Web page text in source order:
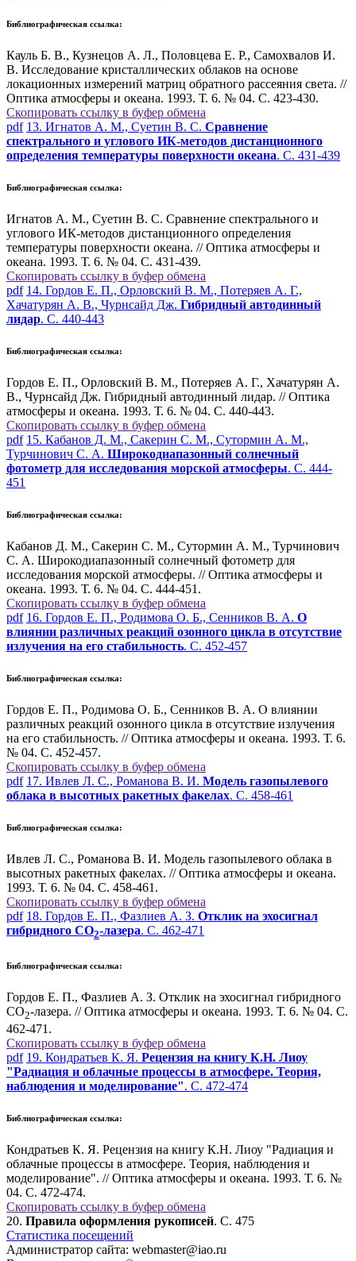
Библиографическая ссылка:
Кауль Б. В., Кузнецов А. Л., Половцева Е. Р., Самохвалов И.
В. Исследование кристаллических облаков на основе
локационных измерений матриц обратного рассеяния света. //
Оптика атмосферы и океана. 1993. Т. 6. № 04. С. 423-430.
Скопировать ссылку в буфер обмена
pdf 13. Игнатов А. М., Суетин В. С. Сравнение
спектрального и углового ИК-методов дистанционного
определения температуры поверхности океана. С. 431-439
Библиографическая ссылка:
Игнатов А. М., Суетин В. С. Сравнение спектрального и
углового ИК-методов дистанционного определения
температуры поверхности океана. // Оптика атмосферы и
океана. 1993. Т. 6. № 04. С. 431-439.
Скопировать ссылку в буфер обмена
pdf 14. Гордов Е. П., Орловский В. М., Потеряев А. Г.,
Хачатурян А. В., Чурнсайд Дж. Гибридный автодинный
лидар. С. 440-443
Библиографическая ссылка:
Гордов Е. П., Орловский В. М., Потеряев А. Г., Хачатурян А.
В., Чурнсайд Дж. Гибридный автодинный лидар. // Оптика
атмосферы и океана. 1993. Т. 6. № 04. С. 440-443.
Скопировать ссылку в буфер обмена
pdf 15. Кабанов Д. М., Сакерин С. М., Сутормин А. М.,
Турчинович С. А. Широкодиапазонный солнечный
фотометр для исследования морской атмосферы. С. 444-
451
Библиографическая ссылка:
Кабанов Д. М., Сакерин С. М., Сутормин А. М., Турчинович
С. А. Широкодиапазонный солнечный фотометр для
исследования морской атмосферы. // Оптика атмосферы и
океана. 1993. Т. 6. № 04. С. 444-451.
Скопировать ссылку в буфер обмена
pdf 16. Гордов Е. П., Родимова О. Б., Сенников В. А. О
влиянии различных реакций озонного цикла в отсутствие
излучения на его стабильность. С. 452-457
Библиографическая ссылка:
Гордов Е. П., Родимова О. Б., Сенников В. А. О влиянии
различных реакций озонного цикла в отсутствие излучения
на его стабильность. // Оптика атмосферы и океана. 1993. Т. 6.
№ 04. С. 452-457.
Скопировать ссылку в буфер обмена
pdf 17. Ивлев Л. С., Романова В. И. Модель газопылевого
облака в высотных ракетных факелах. С. 458-461
Библиографическая ссылка:
Ивлев Л. С., Романова В. И. Модель газопылевого облака в
высотных ракетных факелах. // Оптика атмосферы и океана.
1993. Т. 6. № 04. С. 458-461.
Скопировать ссылку в буфер обмена
pdf 18. Гордов Е. П., Фазлиев А. З. Отклик на эхосигнал
гибридного СО2-лазера. С. 462-471
Библиографическая ссылка:
Гордов Е. П., Фазлиев А. З. Отклик на эхосигнал гибридного
СО2-лазера. // Оптика атмосферы и океана. 1993. Т. 6. № 04. С.
462-471.
Скопировать ссылку в буфер обмена
pdf 19. Кондратьев К. Я. Рецензия на книгу К.Н. Лиоу
"Радиация и облачные процессы в атмосфере. Теория,
наблюдения и моделирование". С. 472-474
Библиографическая ссылка:
Кондратьев К. Я. Рецензия на книгу К.Н. Лиоу "Радиация и
облачные процессы в атмосфере. Теория, наблюдения и
моделирование". // Оптика атмосферы и океана. 1993. Т. 6. №
04. С. 472-474.
Скопировать ссылку в буфер обмена
20. Правила оформления рукописей. С. 475
Статистика посещений
Администратор сайта: webmaster@iao.ru